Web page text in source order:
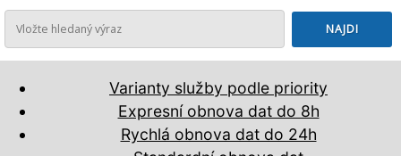
Varianty služby podle priority
Expresní obnova dat do 8h
Rychlá obnova dat do 24h